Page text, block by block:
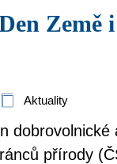
Aktuality
přírody